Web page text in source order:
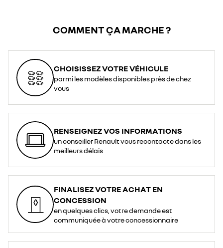
COMMENT ÇA MARCHE ?
CHOISISSEZ VOTRE VÉHICULE
parmi les modèles disponibles près de chez
vous
RENSEIGNEZ VOS INFORMATIONS
un conseiller Renault vous recontacte dans les
meilleurs délais
FINALISEZ VOTRE ACHAT EN
CONCESSION
en quelques clics, votre demande est
communiquée à votre concessionnaire